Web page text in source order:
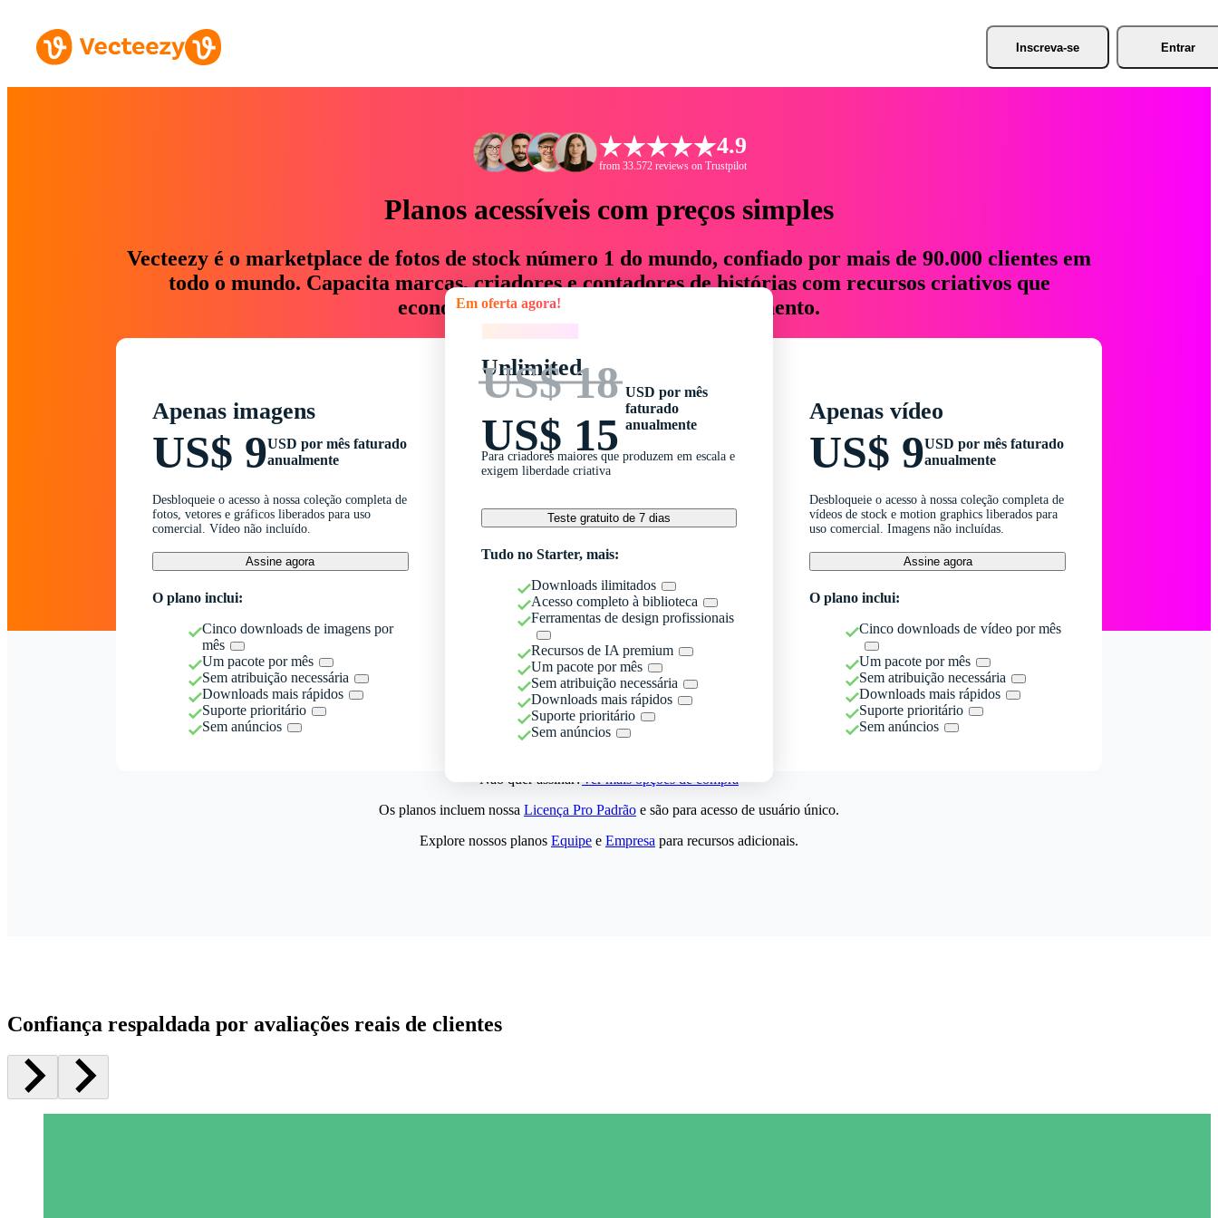
Inscreva-se Entrar
4.9
from 33.572 reviews on Trustpilot
Planos acessíveis com preços simples
Vecteezy é o marketplace de fotos de stock número 1 do mundo, confiado por mais de 90.000 clientes em
todo o mundo. Capacita marcas, criadores e contadores de histórias com recursos criativos que
economizam até 76% em tempo e orçamento.
Apenas imagens
US$ 9USD por mês faturado
anualmente
Desbloqueie o acesso à nossa coleção completa de
fotos, vetores e gráficos liberados para uso
comercial. Vídeo não incluído.
Assine agora
O plano inclui:
Cinco downloads de imagens por
mês
Um pacote por mês
Sem atribuição necessária
Downloads mais rápidos
Suporte prioritário
Sem anúncios
Em oferta agora!
Unlimited
US$ 18
US$ 15
USD por mês
faturado
anualmente
Para criadores maiores que produzem em escala e
exigem liberdade criativa
Teste gratuito de 7 dias
Tudo no Starter, mais:
Downloads ilimitados
Acesso completo à biblioteca
Ferramentas de design profissionais
Recursos de IA premium
Um pacote por mês
Sem atribuição necessária
Downloads mais rápidos
Suporte prioritário
Sem anúncios
Apenas vídeo
US$ 9USD por mês faturado
anualmente
Desbloqueie o acesso à nossa coleção completa de
vídeos de stock e motion graphics liberados para
uso comercial. Imagens não incluídas.
Assine agora
O plano inclui:
Cinco downloads de vídeo por mês
Um pacote por mês
Sem atribuição necessária
Downloads mais rápidos
Suporte prioritário
Sem anúncios
Não quer assinar?Ver mais opções de compra
Os planos incluem nossa Licença Pro Padrão e são para acesso de usuário único.
Explore nossos planos Equipe e Empresa para recursos adicionais.
Confiança respaldada por avaliações reais de clientes